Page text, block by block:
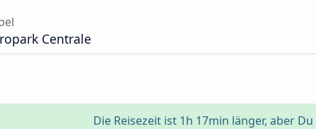
Centrale
Die Reisezeit ist 1h 17min länger, aber